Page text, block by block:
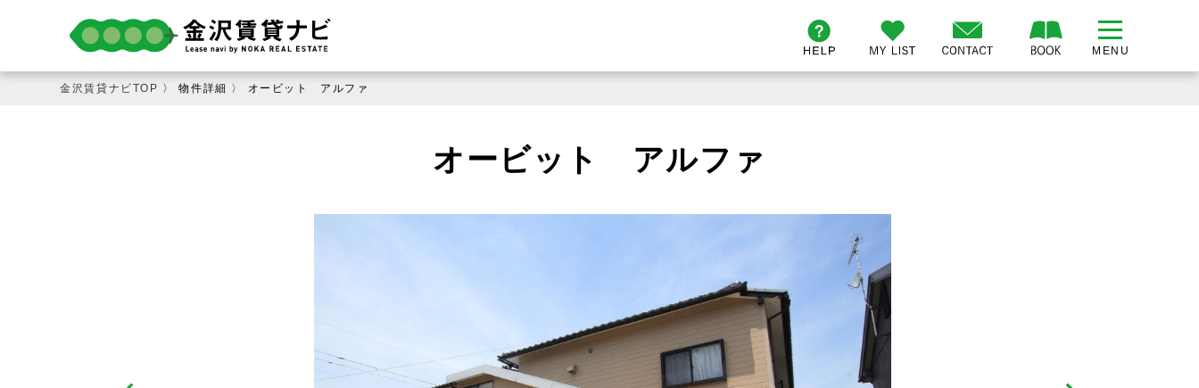
金沢賃貸ナビTOP 〉 物件詳細 〉 オービット アルファ
オービット アルファ